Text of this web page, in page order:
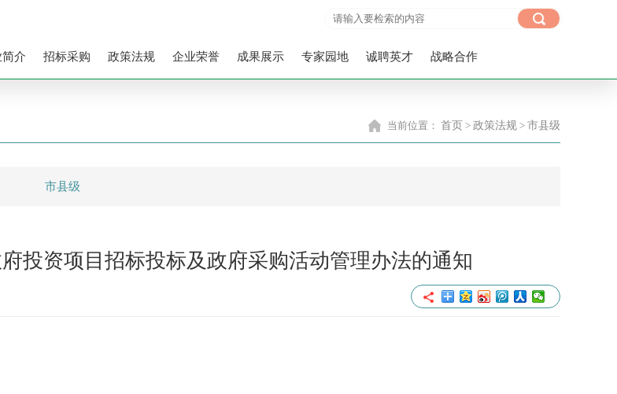
介 招标采购 政策法规 企业荣誉 成果展示 专家园地 诚聘英才 战略合作
当前位置： 首页 > 政策法规 > 市县级
市县级
投资项目招标投标及政府采购活动管理办法的通知